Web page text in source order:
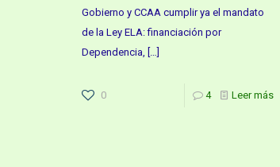
Gobierno y CCAA cumplir ya el mandato
de la Ley ELA: financiación por
Dependencia, […]
0 4 Leer más